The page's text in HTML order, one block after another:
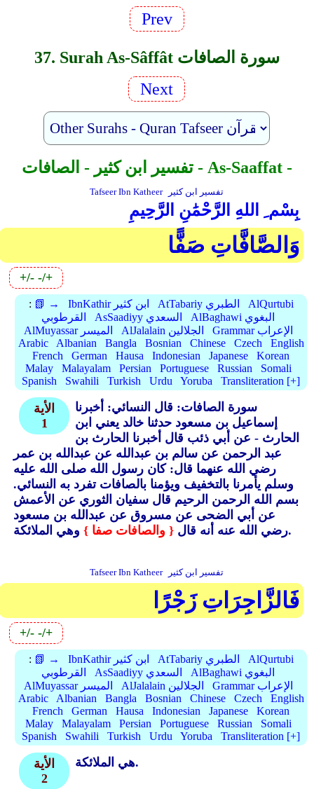
Prev
37. Surah As-Sâffât سورة الصافات
Next
تفسير ابن كثير - الصافات - As-Saaffat -
Tafseer Ibn Katheer تفسير ابن كثير
بِسْم ِ اللهِ الرَّحْمَٰنِ الرَّحِيمِ
وَالصَّافَّاتِ صَفًّا
+/- -/+
: 📗 → IbnKathir ابن كثير AtTabariy الطبري
AlQurtubi
القرطوبي
AsSaadiyy السعدي
AlBaghawi البغوي
AlMuyassar الميسر
AlJalalain الجلالين
Grammar الإعراب
Arabic
Albanian Bangla Bosnian Chinese Czech
English
French
German Hausa Indonesian Japanese
Korean
Malay
Malayalam Persian Portuguese Russian
Somali
Spanish
Swahili Turkish Urdu Yoruba Transliteration [+]
الأية
1
سورة الصافات: قال النسائي: أخبرنا
إسماعيل بن مسعود حدثنا خالد يعني ابن
الحارث - عن أبي ذئب قال أخبرنا الحارث بن
عبد الرحمن عن سالم بن عبدالله عن عبدالله بن عمر
رضي الله عنهما قال: كان رسول الله صلى الله عليه
وسلم يأمرنا بالتخفيف ويؤمنا بالصافات تفرد به النسائي.
بسم الله الرحمن الرحيم قال سفيان الثوري عن الأعمش
عن أبي الضحى عن مسروق عن عبدالله بن مسعود
رضي الله عنه أنه قال { والصافات صفا } وهي الملائكة.
Tafseer Ibn Katheer تفسير ابن كثير
فَالزَّاجِرَاتِ زَجْرًا
+/- -/+
: 📗 → IbnKathir ابن كثير AtTabariy الطبري
AlQurtubi
القرطوبي
AsSaadiyy السعدي
AlBaghawi البغوي
AlMuyassar الميسر
AlJalalain الجلالين
Grammar الإعراب
Arabic
Albanian Bangla Bosnian Chinese Czech
English
French
German Hausa Indonesian Japanese
Korean
Malay
Malayalam Persian Portuguese Russian
Somali
Spanish
Swahili Turkish Urdu Yoruba Transliteration [+]
الأية
2
هي الملائكة.